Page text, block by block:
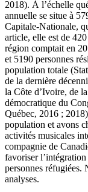
2018). À l’échelle
annuelle se situe à
Capitale-Nationale,
article, elle est de
région comptait en
et 5190 personnes
population totale
de la dernière
la Côte d’Ivoire, de
démocratique du
Québec, 2016 ;
population et avons
activités musicales
compagnie de
favoriser
personnes réfugiées.
analyses.